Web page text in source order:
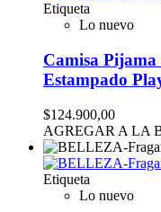
Etiqueta
Lo nuevo
Camisa
Estampado
$124.900,00
AGREGAR A LA
Etiqueta
Lo nuevo